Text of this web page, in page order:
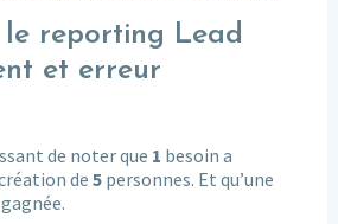
le reporting Lead
et erreur
de noter que 1 besoin a
de 5personnes. Et qu’une